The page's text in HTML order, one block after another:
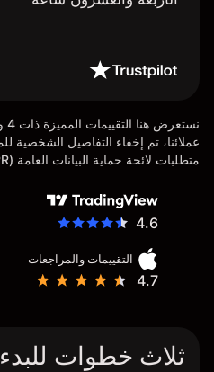
عملائنا، تم إخفاء التفاصيل
متطلبات لائحة حماية البيانات العامة (GDPR)
4.6
التقييمات والمراجعات
4.7
ثلاث خطوات للبدء